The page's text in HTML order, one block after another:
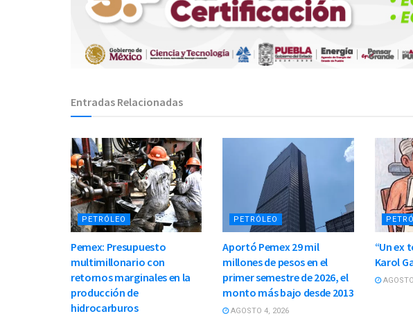
Entradas Relacionadas
PETRÓLEO
Pemex: Presupuesto
multimillonario con
retornos marginales en la
producción de
hidrocarburos
PETRÓLEO
Aportó Pemex 29 mil
millones de pesos en el
primer semestre de 2026, el
monto más bajo desde 2013
AGOSTO 4, 2026
“Un ex
Karol